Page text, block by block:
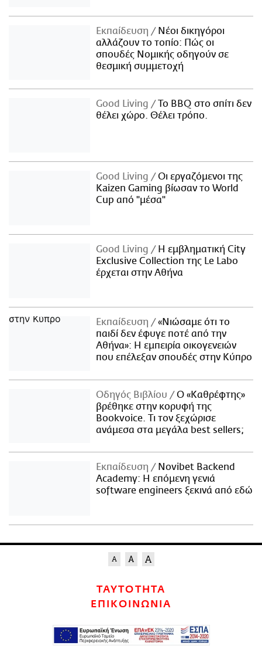
Εκπαίδευση
Νέοι δικηγόροι
αλλάζουν το τοπίο: Πώς οι
σπουδές Νομικής οδηγούν σε
θεσμική συμμετοχή
Good Living
Το BBQ στο σπίτι δεν
θέλει χώρο. Θέλει τρόπο.
Good Living
Οι εργαζόμενοι της
Kaizen Gaming βίωσαν το World
Cup από "μέσα"
Good Living
Η εμβληματική City
Exclusive Collection της Le Labo
έρχεται στην Αθήνα
Εκπαίδευση
«Νιώσαμε ότι το
παιδί δεν έφυγε ποτέ από την
Αθήνα»: Η εμπειρία οικογενειών
που επέλεξαν σπουδές στην Κύπρο
Οδηγός Βιβλίου
Ο «Καθρέφτης»
βρέθηκε στην κορυφή της
Bookvoice. Τι τον ξεχώρισε
ανάμεσα στα μεγάλα best sellers;
Εκπαίδευση
Novibet Backend
Academy: Η επόμενη γενιά
software engineers ξεκινά από εδώ
ΤΑΥΤΟΤΗΤΑ
ΕΠΙΚΟΙΝΩΝΙΑ